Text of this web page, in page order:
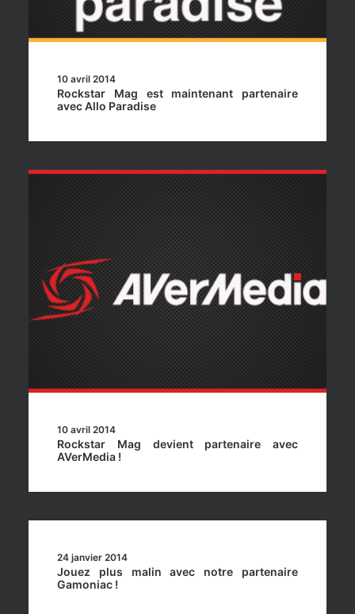
10 avril 2014
Rockstar Mag est maintenant partenaire
avec Allo Paradise
10 avril 2014
Rockstar Mag devient partenaire avec
AVerMedia !
24 janvier 2014
Jouez plus malin avec notre partenaire
Gamoniac !